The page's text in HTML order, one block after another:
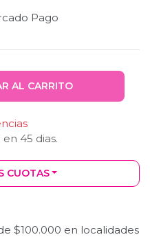
Pago
AL CARRITO
en 45 dias.
CUOTAS
$100.000 en localidades